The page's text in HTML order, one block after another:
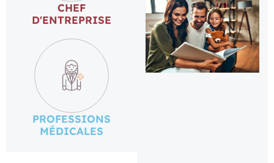
CHEF
D'ENTREPRISE
PROFESSIONS
MÉDICALES